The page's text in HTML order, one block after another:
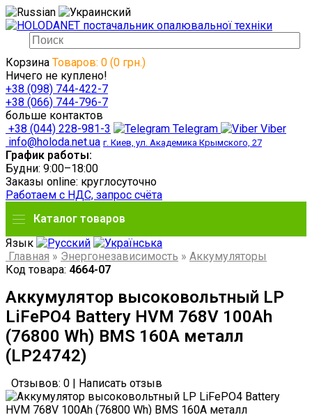
Корзина Товаров: 0 (0 грн.)
Ничего не куплено!
+38 (098) 744-422-7
+38 (066) 744-796-7
больше контактов
+38 (044) 228-981-3
Telegram
Viber
info@holoda.net.ua г. Киев, ул. Академика Крымского, 27
График работы:
Будни: 9:00–18:00
Заказы online: круглосуточно
Работаем с НДС, запрос счёта
Каталог товаров
Язык
Главная » Энергонезависимость » Аккумуляторы
Код товара: 4664-07
Аккумулятор высоковольтный LP
LiFePO4 Battery HVM 768V 100Ah
(76800 Wh) BMS 160А металл
(LP24742)
Отзывов: 0 Написать отзыв